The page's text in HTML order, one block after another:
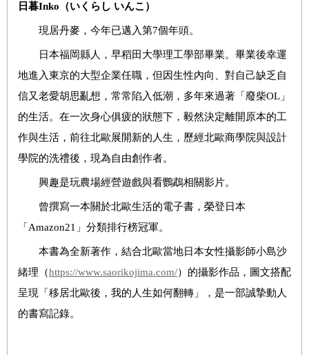
日暮Inko （いくらし いんこ）
現居丹麥，今年已邁入第7個年頭。
日本福岡縣人，早稻田大學理工學部畢業。畢業後幸運
地進入東京的大型企業任職，但因生性內向、對自己缺乏自
信又老愛胡思亂想，常常陷入低潮，多年來過著「廢柴OL」
的生活。在一次身心俱疲的狀態下，毅然決定離開原本的工
作與生活，前往北歐展開新的人生，歷經北歐商學院與設計
學院的洗禮後，現為自由創作者。
興趣是玩農場經營遊戲與看鸚鵡相關影片。
曾撰寫一本關於北歐生活的電子書，榮登日本
「Amazon21」分類排行榜冠軍。
本書為全新著作，結合北歐當地日本女性攝影師小島沙
緒理（https://www.saorikojima.com/）的攝影作品，圖文搭配
呈現「移居北歐後，我的人生如何翻轉」，是一部誠摯動人
的書寫記錄。